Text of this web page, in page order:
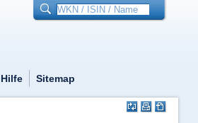
Hilfe Sitemap